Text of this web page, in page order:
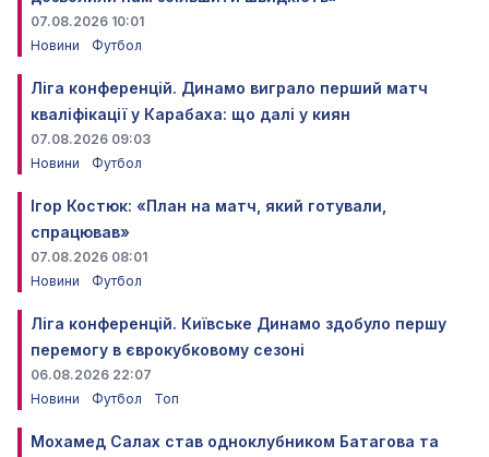
07.08.2026 10:01
Новини
Футбол
Ліга конференцій. Динамо виграло перший матч
кваліфікації у Карабаха: що далі у киян
07.08.2026 09:03
Новини
Футбол
Ігор Костюк: «План на матч, який готували,
спрацював»
07.08.2026 08:01
Новини
Футбол
Ліга конференцій. Київське Динамо здобуло першу
перемогу в єврокубковому сезоні
06.08.2026 22:07
Новини
Футбол Топ
Мохамед Салах став одноклубником Батагова та